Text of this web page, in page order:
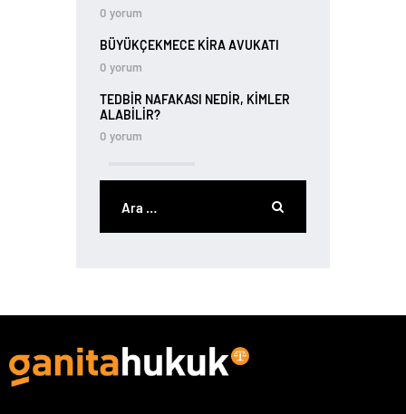
0 yorum
BÜYÜKÇEKMECE KIRA AVUKATI
0 yorum
TEDBIR NAFAKASI NEDIR, KIMLER
ALABILIR?
0 yorum